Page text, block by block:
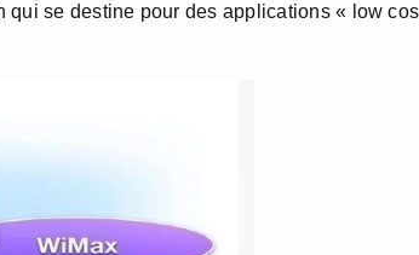
se destine pour des applications « low